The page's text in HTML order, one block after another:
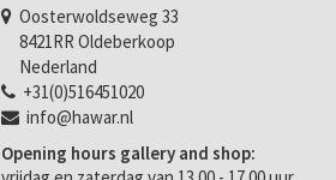
Oosterwoldseweg 33
8421RR Oldeberkoop
Nederland
+31(0)516451020
info@hawar.nl
Opening hours gallery and shop: